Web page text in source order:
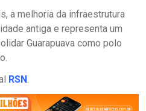
a melhoria da infraestrutura
antiga e representa um
Guarapuava como polo
RSN.